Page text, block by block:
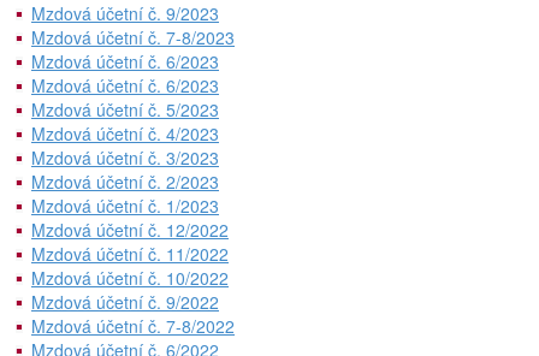
Mzdová účetní č. 9/2023
Mzdová účetní č. 7-8/2023
Mzdová účetní č. 6/2023
Mzdová účetní č. 6/2023
Mzdová účetní č. 5/2023
Mzdová účetní č. 4/2023
Mzdová účetní č. 3/2023
Mzdová účetní č. 2/2023
Mzdová účetní č. 1/2023
Mzdová účetní č. 12/2022
Mzdová účetní č. 11/2022
Mzdová účetní č. 10/2022
Mzdová účetní č. 9/2022
Mzdová účetní č. 7-8/2022
Mzdová účetní č. 6/2022